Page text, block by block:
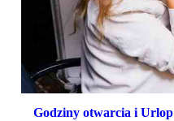
Godziny otwarcia i Urlop